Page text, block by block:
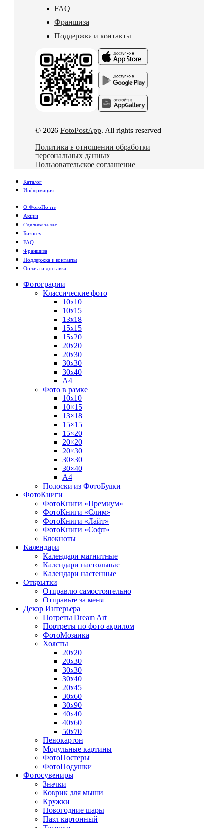
FAQ
Франшиза
Поддержка и контакты
© 2026 FotoPostApp. All rights reserved
Политика в отношении обработки
персональных данных
Пользовательское соглашение
Каталог
Информация
О ФотоПочте
Акции
Сделаем за вас
Бизнесу
FAQ
Франшиза
Поддержка и контакты
Оплата и доставка
Фотографии
Классические фото
10х10
10х15
13х18
15х15
15х20
20х20
20х30
30х30
30х40
А4
Фото в рамке
10х10
10×15
13×18
15×15
15×20
20×20
20×30
30×30
30×40
A4
Полоски из ФотоБудки
ФотоКниги
ФотоКниги «Премиум»
ФотоКниги «Слим»
ФотоКниги «Лайт»
ФотоКниги «Софт»
Блокноты
Календари
Календари магнитные
Календари настольные
Календари настенные
Открытки
Отправлю самостоятельно
Отправьте за меня
Декор Интерьера
Потреты Dream Art
Портреты по фото акрилом
ФотоМозаика
Холсты
20х20
20х30
30х30
30х40
20х45
30х60
30х90
40х40
40х60
50х70
Пенокартон
Модульные картины
ФотоПостеры
ФотоПодушки
Фотоcувениры
Значки
Коврик для мыши
Кружки
Новогодние шары
Пазл картонный